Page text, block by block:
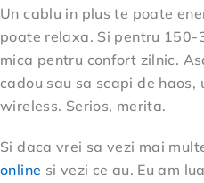
Un cablu in plus te poate
poate relaxa. Si pentru 150-
mica pentru confort zilnic.
cadou sau sa scapi de
wireless. Serios, merita.
Si daca vrei sa vezi mai
online si vezi ce au. Eu am